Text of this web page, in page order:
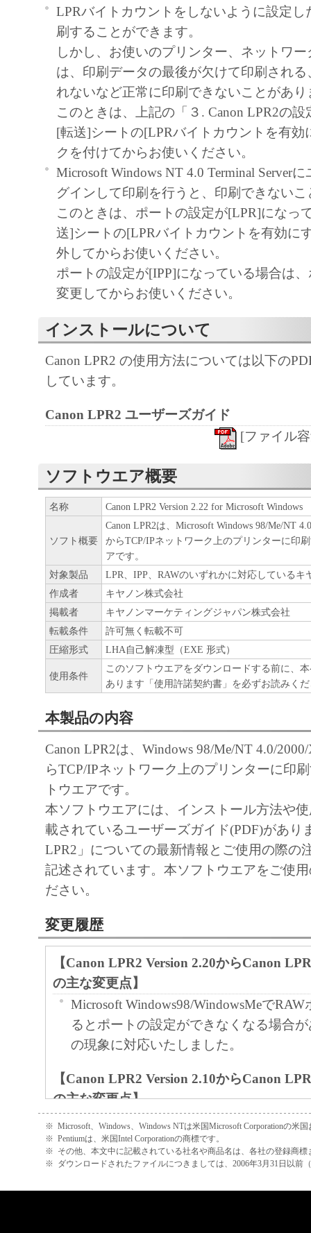
も、明示たると黙示たるとを問わ
ってお客様に譲渡あるいは許諾さ
ません。
制限
お客様は、再使用許諾、譲渡、販
もしくは貸与その他の方法により
フトウェア」を使用させることは
お客様は、「本ソフトウェア」の
修正、改変、逆コンパイル、逆ア
リバースエンジニアリング等する
ん。また第三者にこのような行為
せん。
帰属
「本ソフトウェア」に係る権原および
容によりキヤノンまたはキヤノンのラ
著作権表示
お客様は、「本ソフトウェア」に含ま
はキヤノンのライセンサーの著作権表
保証の否認・免責
「本ソフトウェア」は、『現状の
ヤノンの関連会社、それらの販売
店のいずれも、「本ソフトウェア
性および特定の目的への適合性の
なる保証も、明示たると黙示たる
ないものとします。
キヤノン、キヤノンの子会社、キ
社、それらの販売代理店または販
「本ソフトウェア」の使用または
るいかなる損害（逸失利益および
たは付随的な損害を含むがこれら
ての損害を言います。）について
とえ、キヤノン、キヤノンの子会
連会社、それらの販売代理店また
損害の可能性について知らされて
です。
キヤノン、キヤノンの子会社、キ
社、それらの販売代理店または販
「本ソフトウェア」、または「本
使用に起因または関連してお客様
生じたいかなる紛争についても、
輸出
お客様は、日本国政府または関連する
な認可等を得ることなしに、「本ソフ
または一部を、直接または間接に輸出
ん。
契約期間
本契約書は、お客様が、『同意』
で発効し、下記(2)または(3)により
有効に存続します。
お客様は、「本ソフトウェア」お
すべてを廃棄および消去すること
を終了させることができます。
LPRバイトカウントをしないように設定し
刷することができます。
しかし、お使いのプリンター、ネットワ
は、印刷データの最後が欠けて印刷され
れないなど正常に印刷できないことがあり
このときは、上記の「３. Canon LPR2の
[転送]シートの[LPRバイトカウントを有効
クを付けてからお使いください。
Microsoft Windows NT 4.0 Terminal Server
グインして印刷を行うと、印刷できない
このときは、ポートの設定が[LPR]になっ
送]シートの[LPRバイトカウントを有効に
外してからお使いください。
ポートの設定が[IPP]になっている場合は
変更してからお使いください。
インストールについて
Canon LPR2 の使用方法については以下の
しています。
Canon LPR2 ユーザーズガイド
[ファイル
ソフトウエア概要
名称 Canon LPR2 Version 2.22 for Microsoft Windows
ソフト概要
Canon LPR2は、Microsoft Windows 98/Me/NT
からTCP/IPネットワーク上のプリンターに印
アです。
対象製品
LPR、IPP、RAWのいずれかに対応しているキ
作成者
キヤノン株式会社
掲載者
キヤノンマーケティングジャパン株式会社
転載条件
許可無く転載不可
圧縮形式
LHA自己解凍型（EXE 形式）
使用条件
このソフトウエアをダウンロードする前に、
あります「使用許諾契約書」を必ずお読みく
本製品の内容
Canon LPR2は、Windows 98/Me/NT 4.0/
らTCP/IPネットワーク上のプリンターに印
トウエアです。
本ソフトウエアには、インストール方法や
載されているユーザーズガイド(PDF)があり
LPR2」についての最新情報とご使用の際の
記述されています。本ソフトウエアをご使
ださい。
変更履歴
【Canon LPR2 Version 2.20からCanon
の主な変更点】
Microsoft Windows98/WindowsMeで
るとポートの設定ができなくなる場合
の現象に対応いたしました。
【Canon LPR2 Version 2.10からCanon
の主な変更点】
RAW,LPR接続時に「エラー時リトライ
追加しました。
IPPポート接続時NetSpotJobMonitorでス
※ Microsoft、Windows、Windows NTは米国Microsoft Corporationの米
※ Pentiumは、米国Intel Corporationの商標です。
※ その他、本文中に記載されている社名や商品名は、各社の登録商標
※ ダウンロードされたファイルにつきましては、2006年3月31日以